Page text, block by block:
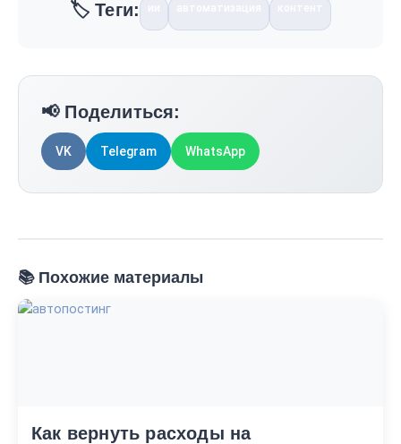
🏷️ Теги:
📢 Поделиться:
VK Telegram WhatsApp
📚 Похожие материалы
Как вернуть расходы на